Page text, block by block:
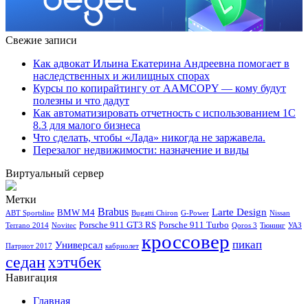
Свежие записи
Как адвокат Ильина Екатерина Андреевна помогает в
наследственных и жилищных спорах
Курсы по копирайтингу от AAMCOPY — кому будут
полезны и что дадут
Как автоматизировать отчетность с использованием 1С
8.3 для малого бизнеса
Что сделать, чтобы «Лада» никогда не заржавела.
Перезалог недвижимости: назначение и виды
Виртуальный сервер
Метки
ABT Sportsline BMW M4 Brabus Bugatti Chiron G-Power Larte Design Nissan
Terrano 2014 Novitec Porsche 911 GT3 RS Porsche 911 Turbo Qoros 3 Тюнинг УАЗ
Патриот 2017 Универсал кабриолет кроссовер пикап
седанхэтчбек
Навигация
Главная